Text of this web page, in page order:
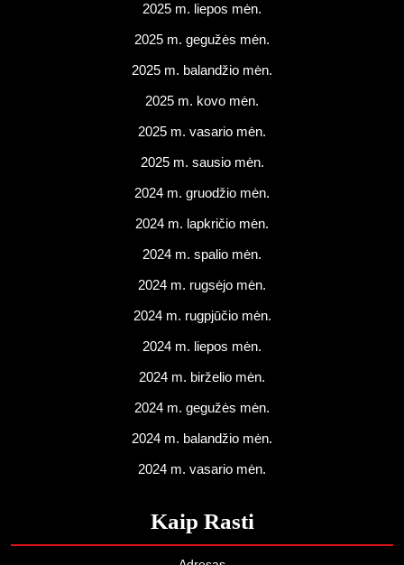
2025 m. liepos mėn.
2025 m. gegužės mėn.
2025 m. balandžio mėn.
2025 m. kovo mėn.
2025 m. vasario mėn.
2025 m. sausio mėn.
2024 m. gruodžio mėn.
2024 m. lapkričio mėn.
2024 m. spalio mėn.
2024 m. rugsėjo mėn.
2024 m. rugpjūčio mėn.
2024 m. liepos mėn.
2024 m. birželio mėn.
2024 m. gegužės mėn.
2024 m. balandžio mėn.
2024 m. vasario mėn.
Kaip Rasti